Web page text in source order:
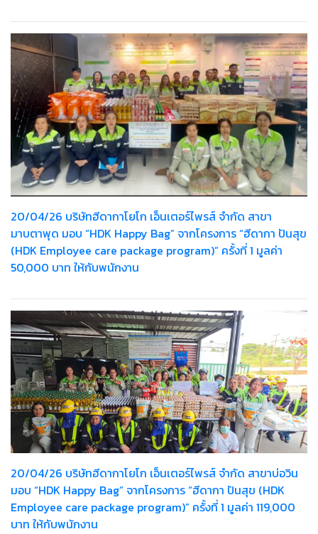
20/04/26 บริษัทฮีดากาโยโก เอ็นเตอร์ไพรส์ จำกัด สาขา
มาบตาพุด มอบ “HDK Happy Bag” จากโครงการ “ฮีดากา ปันสุข
(HDK Employee care package program)” ครั้งที่ 1 มูลค่า
50,000 บาท ให้กับพนักงาน
20/04/26 บริษัทฮีดากาโยโก เอ็นเตอร์ไพรส์ จำกัด สาขาบ่อวิน
มอบ “HDK Happy Bag” จากโครงการ “ฮีดากา ปันสุข (HDK
Employee care package program)” ครั้งที่ 1 มูลค่า 119,000
บาท ให้กับพนักงาน